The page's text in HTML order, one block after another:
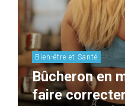
Bien-être et Santé
Bûcheron en
faire